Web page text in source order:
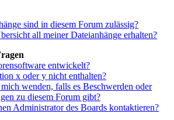
sind in diesem Forum zulässig?
all meiner Dateianhänge erhalten?
entwickelt?
x oder y nicht enthalten?
wenden, falls es Beschwerden oder
zu diesem Forum gibt?
Administrator des Boards kontaktieren?